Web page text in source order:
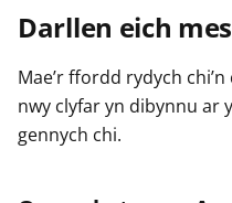
Darllen eich
Mae’r ffordd rydych
nwy clyfar yn dibynnu ar
gennych chi.